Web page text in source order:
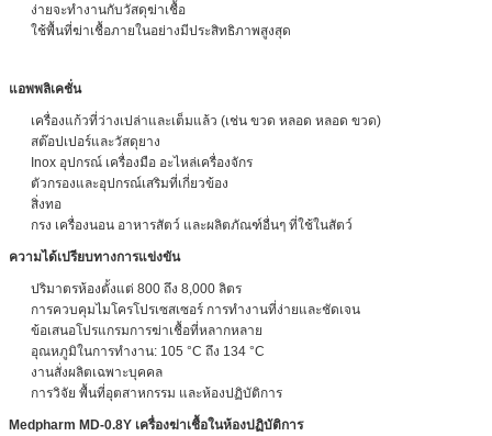
ง่ายจะทำงานกับวัสดุฆ่าเชื้อ
ใช้พื้นที่ฆ่าเชื้อภายในอย่างมีประสิทธิภาพสูงสุด
แอพพลิเคชั่น
เครื่องแก้วที่ว่างเปล่าและเต็มแล้ว (เช่น ขวด หลอด หลอด ขวด)
สต๊อปเปอร์และวัสดุยาง
Inox อุปกรณ์ เครื่องมือ อะไหล่เครื่องจักร
ตัวกรองและอุปกรณ์เสริมที่เกี่ยวข้อง
สิ่งทอ
กรง เครื่องนอน อาหารสัตว์ และผลิตภัณฑ์อื่นๆ ที่ใช้ในสัตว์
ความได้เปรียบทางการแข่งขัน
ปริมาตรห้องตั้งแต่ 800 ถึง 8,000 ลิตร
การควบคุมไมโครโปรเซสเซอร์ การทำงานที่ง่ายและชัดเจน
ข้อเสนอโปรแกรมการฆ่าเชื้อที่หลากหลาย
อุณหภูมิในการทำงาน: 105 °C ถึง 134 °C
งานสั่งผลิตเฉพาะบุคคล
การวิจัย พื้นที่อุตสาหกรรม และห้องปฏิบัติการ
Medpharm MD-0.8Y เครื่องฆ่าเชื้อในห้องปฏิบัติการ